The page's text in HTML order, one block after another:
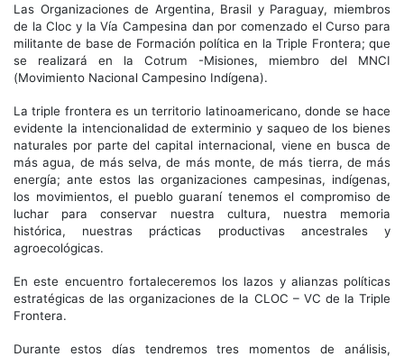
Las Organizaciones de Argentina, Brasil y Paraguay, miembros
de la Cloc y la Vía Campesina dan por comenzado el Curso para
militante de base de Formación política en la Triple Frontera; que
se realizará en la Cotrum -Misiones, miembro del MNCI
(Movimiento Nacional Campesino Indígena).
La triple frontera es un territorio latinoamericano, donde se hace
evidente la intencionalidad de exterminio y saqueo de los bienes
naturales por parte del capital internacional, viene en busca de
más agua, de más selva, de más monte, de más tierra, de más
energía; ante estos las organizaciones campesinas, indígenas,
los movimientos, el pueblo guaraní tenemos el compromiso de
luchar para conservar nuestra cultura, nuestra memoria
histórica, nuestras prácticas productivas ancestrales y
agroecológicas.
En este encuentro fortaleceremos los lazos y alianzas políticas
estratégicas de las organizaciones de la CLOC – VC de la Triple
Frontera.
Durante estos días tendremos tres momentos de análisis,